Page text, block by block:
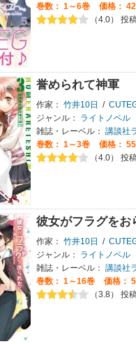
巻数： 1～6巻
価格：
（4.0） 投
誉められて神軍
作家： 竹井10日 /
ジャンル：
ライトノベル
雑誌・レーベル： 講談社
巻数： 1～3巻
価格：
（4.0） 投
彼女がフラグをお
作家： 竹井10日 /
ジャンル：
ライトノベル
雑誌・レーベル： 講談社
巻数： 1～16巻
価格：
（3.8） 投